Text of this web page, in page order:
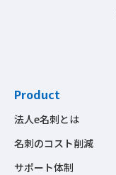
Product
法人e名刺とは
名刺のコスト削減
サポート体制